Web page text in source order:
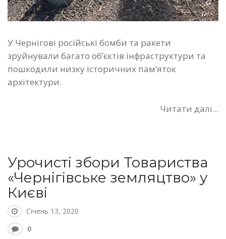
У Чернігові російські бомби та ракети
зруйнували багато об’єктів інфраструктури та
пошкодили низку історичних пам’яток
архітектури.
Читати далі...
Урочисті збори Товариства
«Чернігівське земляцтво» у
Києві
Січень 13, 2020
0